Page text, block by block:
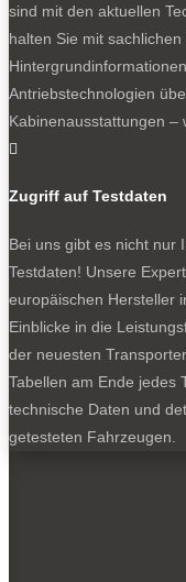
sind mit den aktuellen
halten Sie mit
Antriebstechnologien
Kabinenausstattungen –

Zugriff auf Testdaten
Bei uns gibt es nicht nur
Testdaten! Unsere
europäischen Hersteller
Einblicke in die
der neuesten
Tabellen am Ende jedes
technische Daten und
getesteten Fahrzeugen.